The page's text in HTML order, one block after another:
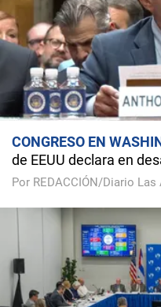
CONGRESO EN
de EEUU declara en
Por REDACCIÓN/Diario